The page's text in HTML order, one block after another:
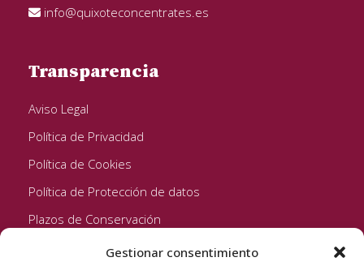
Gestionar consentimiento
info@quixoteconcentrates.es
Transparencia
Aviso Legal
Política de Privacidad
Política de Cookies
Política de Protección de datos
Plazos de Conservación